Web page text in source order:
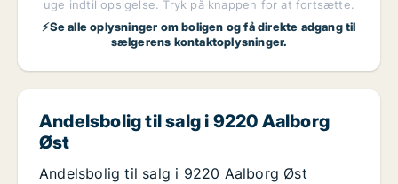
uge indtil opsigelse. Tryk på knappen for at fortsætte.
⚡Se alle oplysninger om boligen og få direkte adgang til
sælgerens kontaktoplysninger.
Andelsbolig til salg i 9220 Aalborg
Øst
Andelsbolig til salg i 9220 Aalborg Øst